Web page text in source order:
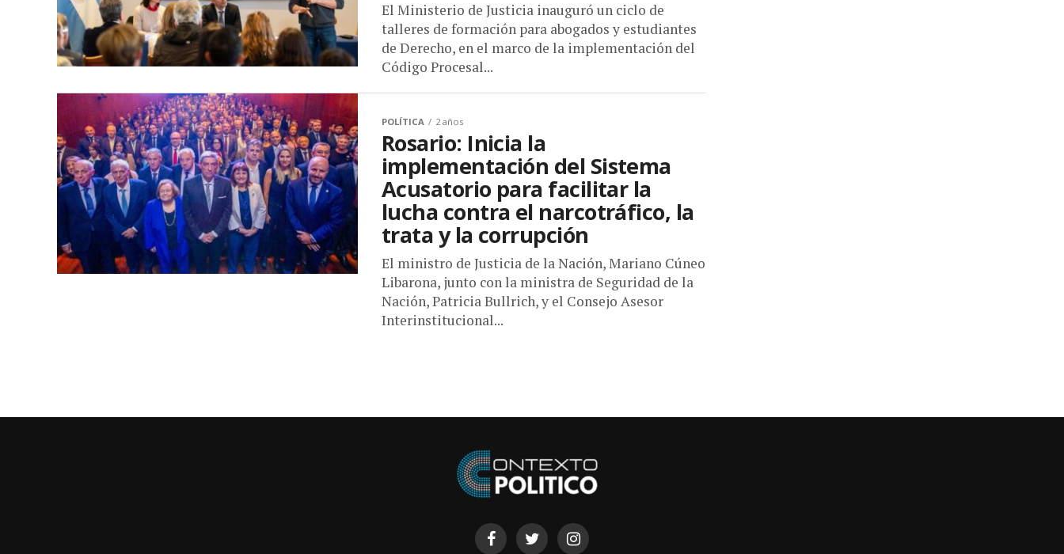
El Ministerio de Justicia inauguró un ciclo de
talleres de formación para abogados y estudiantes
de Derecho, en el marco de la implementación del
Código Procesal...
POLÍTICA 2 años
Rosario: Inicia la
implementación del Sistema
Acusatorio para facilitar la
lucha contra el narcotráfico, la
trata y la corrupción
El ministro de Justicia de la Nación, Mariano Cúneo
Libarona, junto con la ministra de Seguridad de la
Nación, Patricia Bullrich, y el Consejo Asesor
Interinstitucional...